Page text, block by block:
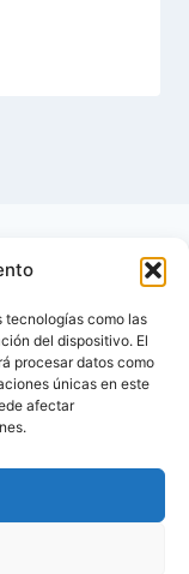
tecnologías como las
del dispositivo. El
procesar datos como
únicas en este
afectar
Foro – Blog